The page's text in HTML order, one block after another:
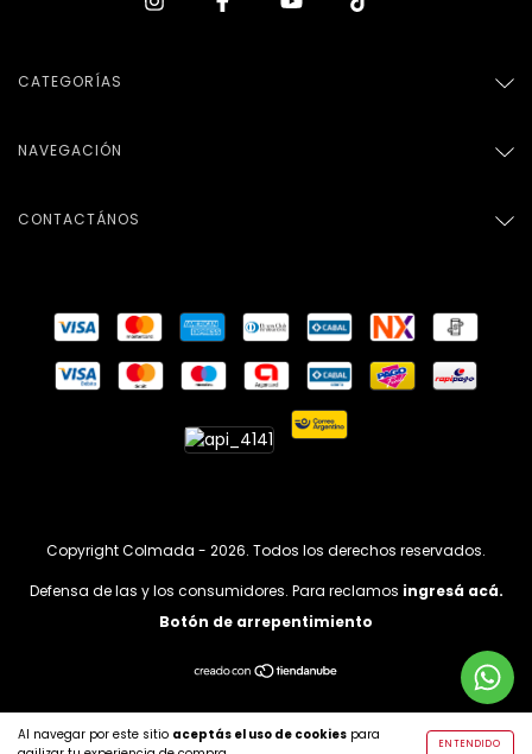
Al navegar por este sitio aceptás el uso de cookies para
ENTENDIDO
CATEGORÍAS
NAVEGACIÓN
CONTACTÁNOS
Copyright Colmada - 2026. Todos los derechos reservados.
Defensa de las y los consumidores. Para reclamos ingresá acá.
Botón de arrepentimiento